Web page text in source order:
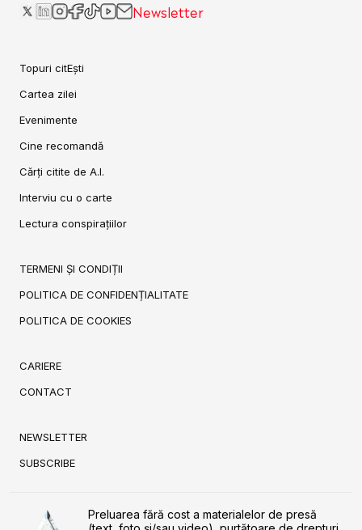
Newsletter
Topuri citEști
Cartea zilei
Evenimente
Cine recomandă
Cărți citite de A.I.
Interviu cu o carte
Lectura conspirațiilor
TERMENI ȘI CONDIȚII
POLITICA DE CONFIDENȚIALITATE
POLITICA DE COOKIES
CARIERE
CONTACT
NEWSLETTER
SUBSCRIBE
Preluarea fără cost a materialelor de presă